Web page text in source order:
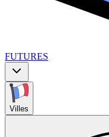
FUTURES
Villes